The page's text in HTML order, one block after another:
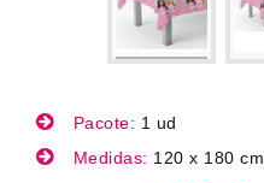
Pacote: 1 ud
Medidas: 120 x 180 cm